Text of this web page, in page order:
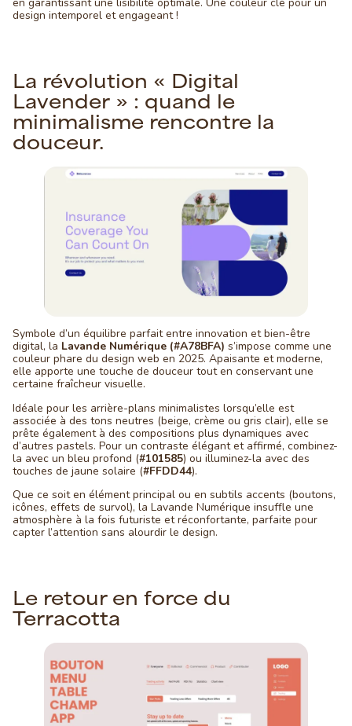
design intemporel et engageant !
La révolution « Digital
Lavender » : quand le
minimalisme rencontre la
douceur.
Symbole d’un équilibre parfait entre innovation et bien-être
digital, la Lavande Numérique (#A78BFA) s’impose comme une
couleur phare du design web en 2025. Apaisante et moderne,
elle apporte une touche de douceur tout en conservant une
certaine fraîcheur visuelle.
Idéale pour les arrière-plans minimalistes lorsqu’elle est
associée à des tons neutres (beige, crème ou gris clair), elle se
prête également à des compositions plus dynamiques avec
d’autres pastels. Pour un contraste élégant et affirmé, combinez-
la avec un bleu profond (#101585) ou illuminez-la avec des
touches de jaune solaire (#FFDD44).
Que ce soit en élément principal ou en subtils accents (boutons,
icônes, effets de survol), la Lavande Numérique insuffle une
atmosphère à la fois futuriste et réconfortante, parfaite pour
capter l’attention sans alourdir le design.
Le retour en force du
Terracotta